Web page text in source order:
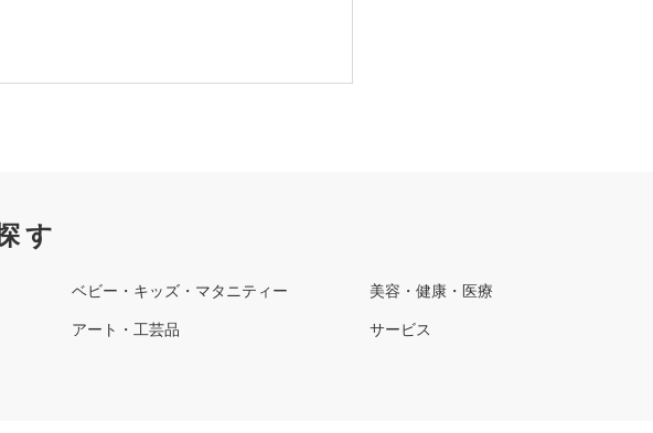
す
ベビー・キッズ・マタニティー 美容・健康・医療
アート・工芸品 サービス